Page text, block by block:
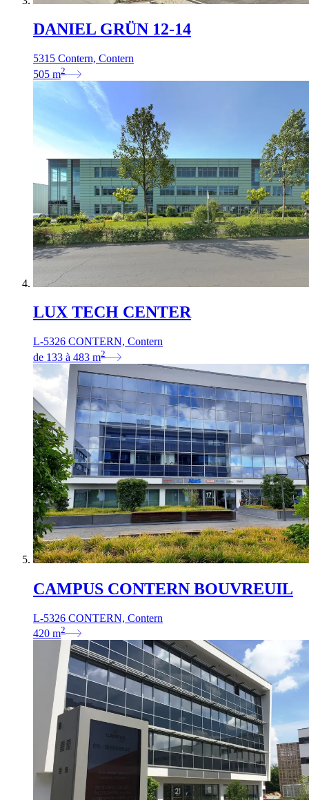
DANIEL GRÜN 12-14
5315 Contern, Contern
505 m2
LUX TECH CENTER
L-5326 CONTERN, Contern
de 133 à 483 m2
CAMPUS CONTERN BOUVREUIL
L-5326 CONTERN, Contern
420 m2